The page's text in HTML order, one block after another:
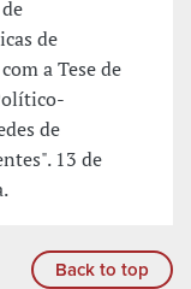
de
a Tese de
de
13 de
Back to top